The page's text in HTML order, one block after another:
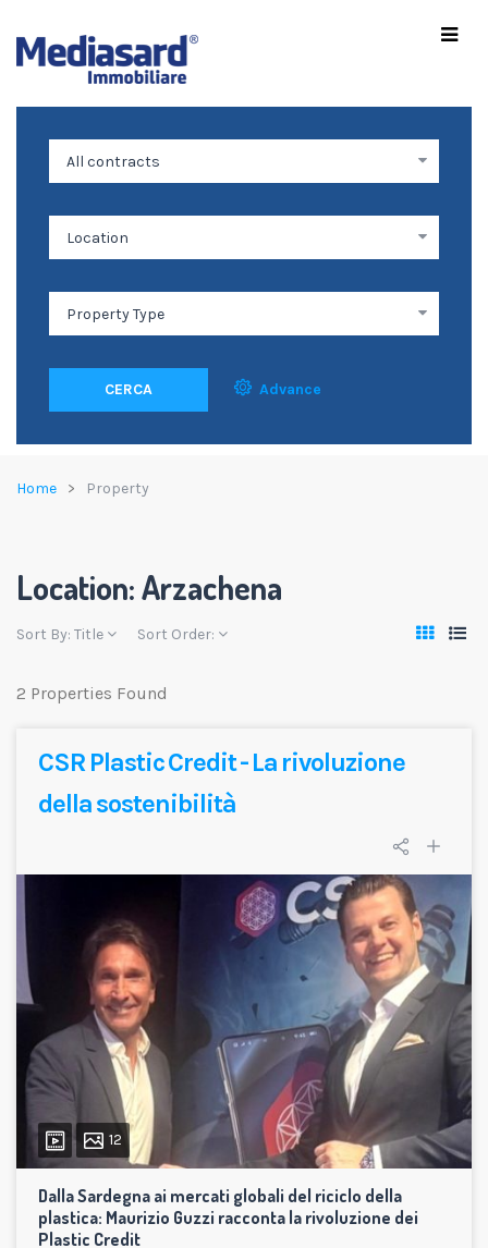
CERCA Advance
Home Property
Location:Arzachena
Sort By: Title Sort Order:
2 Properties Found
CSR Plastic Credit - La rivoluzione
della sostenibilità
12
Dalla Sardegna ai mercati globali del riciclo della
plastica: Maurizio Guzzi racconta la rivoluzione dei
Plastic Credit